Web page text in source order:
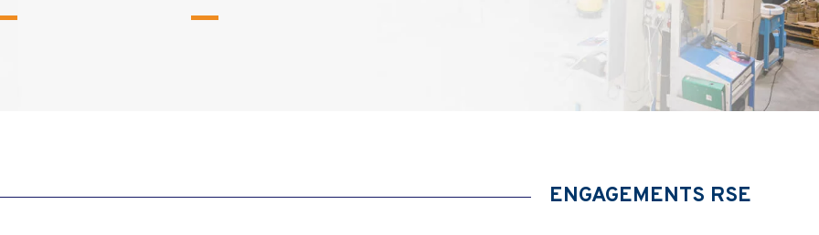
ENGAGEMENTS RSE